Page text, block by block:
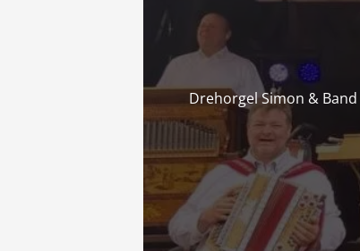
Drehorgel Simon & Band